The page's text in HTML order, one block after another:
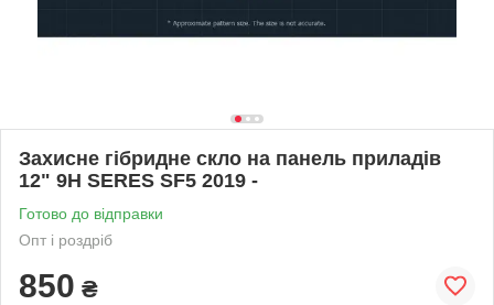
Захисне гібридне скло на панель приладів
12" 9H SERES SF5 2019 -
Готово до відправки
Опт і роздріб
850 ₴